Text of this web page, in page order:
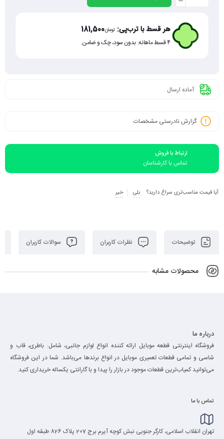
هر قسط با ترب‌پی: تومان181,500
۴ قسط ماهانه. بدون سود، چک و ضامن.
آماده ارسال
گزارش نادرستی مشخصات
ارتباط با فروش
تماس با کارشناسان
آیا قیمت مناسب‌تری سراغ دارید؟ بلی خیر
توضیحات نظرات کاربران سوالات کاربران
محصولات مشابه
درباره ما
فروشگاه اینترنتی قطعه موبایل ارائه کننده انواع لوازم جانبی، شامل: باطری، قاب و
شاسی و تمامی قطعات تعمیری موبایل در انواع برند‌ها می‌باشد. شما در این فروشگاه
می‌توانید کمیاب‌ترین قطعات موجود در بازار را پیدا و با گارانتی یکساله خریداری کنید.
تماس با ما
تهران انقلاب اسلامی، کارگر جنوبی نبش کوچه آیرم برج 207 پلاک 826 طبقه اول